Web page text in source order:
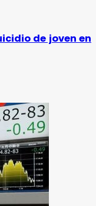
de joven en